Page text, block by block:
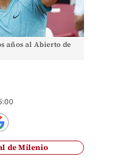
años al Abierto de
de Milenio